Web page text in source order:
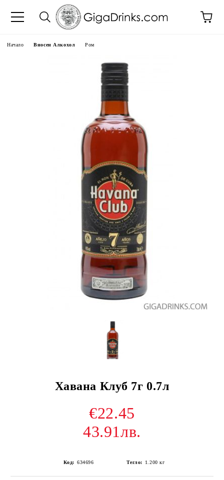
Начало Вносен Алкохол Ром
Хавана Клуб 7г 0.7л
€22.45
43.91лв.
Код: 634696 Тегло: 1.200 кг